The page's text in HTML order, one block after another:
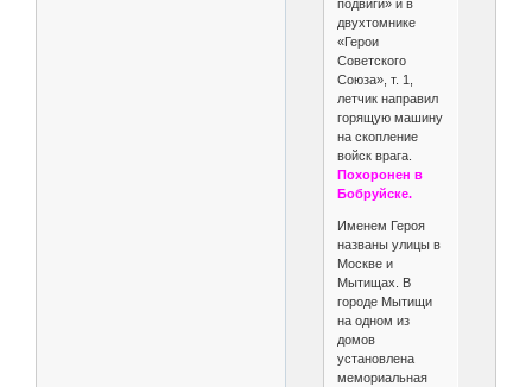
подвиги» и в
двухтомнике
«Герои
Советского
Союза», т. 1,
летчик направил
горящую машину
на скопление
войск врага.
Похоронен в
Бобруйске.
Именем Героя
названы улицы в
Москве и
Мытищах. В
городе Мытищи
на одном из
домов
установлена
мемориальная